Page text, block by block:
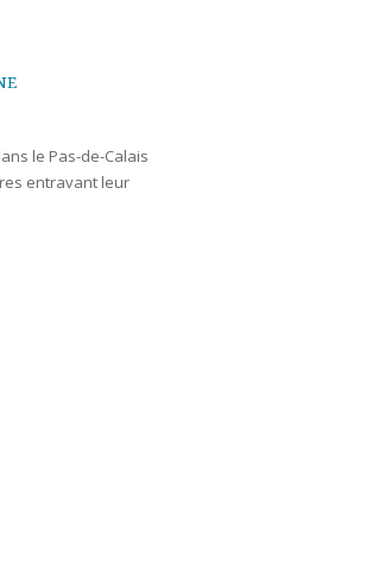
le Pas-de-Calais
entravant leur